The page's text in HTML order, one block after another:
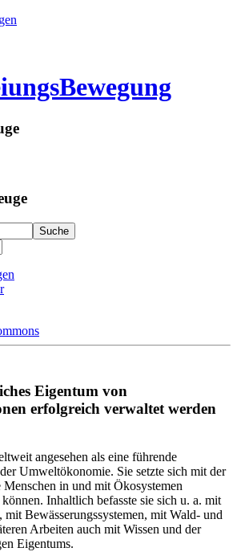
Suche
Eigentum von
erfolgreich verwaltet werden
angesehen als eine führende
Umweltökonomie. Sie setzte sich mit der
Menschen in und mit Ökosystemen
Inhaltlich befasste sie sich u. a. mit
Bewässerungssystemen, mit Wald- und
Arbeiten auch mit Wissen und der
Eigentums.